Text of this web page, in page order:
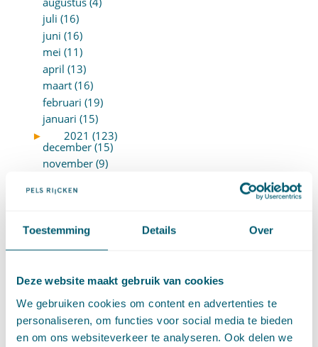
Toestemming Details Over
Deze website maakt gebruik van cookies
We gebruiken cookies om content en advertenties te
personaliseren, om functies voor social media te bieden
en om ons websiteverkeer te analyseren. Ook delen we
juli (16)
juni (16)
mei (11)
april (13)
maart (16)
februari (19)
januari (15)
►
2021 (123)
december (15)
november (9)
september (4)
juli (4)
juni (14)
april (11)
maart (14)
februari (11)
januari (15)